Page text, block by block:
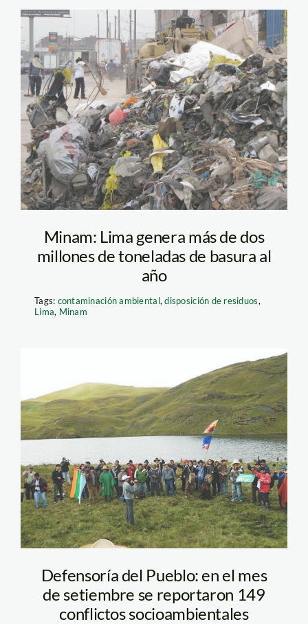
basura_rimac_spda1
Minam: Lima genera más de dos
millones de toneladas de basura al
año
Tags: contaminación ambiental,disposición de residuos,
Lima, Minam
conga_rpp
Defensoría del Pueblo: en el mes
de setiembre se reportaron 149
conflictos socioambientales